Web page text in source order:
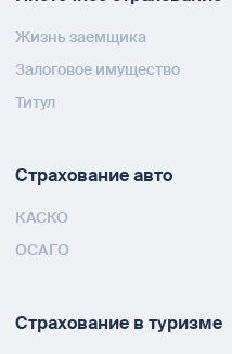
Жизнь заемщика
Залоговое имущество
Титул
Страхование авто
КАСКО
ОСАГО
Страхование в туризме